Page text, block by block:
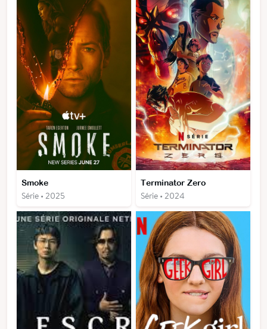
Smoke
Série • 2025
Terminator Zero
Série • 2024